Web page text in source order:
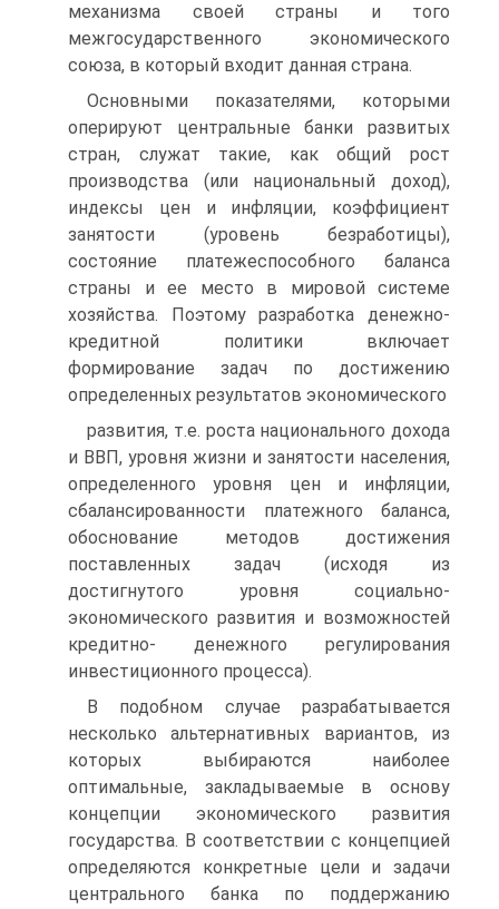
механизма своей страны и того
межгосударственного экономического
союза, в который входит данная страна.
Основными показателями, которыми
оперируют центральные банки развитых
стран, служат такие, как общий рост
производства (или национальный доход),
индексы цен и инфляции, коэффициент
занятости (уровень безработицы),
состояние платежеспособного баланса
страны и ее место в мировой системе
хозяйства. Поэтому разработка денежно-
кредитной политики включает
формирование задач по достижению
определенных результатов экономического
развития, т.е. роста национального дохода
и ВВП, уровня жизни и занятости населения,
определенного уровня цен и инфляции,
сбалансированности платежного баланса,
обоснование методов достижения
поставленных задач (исходя из
достигнутого уровня социально-
экономического развития и возможностей
кредитно- денежного регулирования
инвестиционного процесса).
В подобном случае разрабатывается
несколько альтернативных вариантов, из
которых выбираются наиболее
оптимальные, закла­дываемые в основу
концепции экономического развития
государ­ства. В соответствии с концепцией
определяются конкретные цели и задачи
центрального банка по поддержанию